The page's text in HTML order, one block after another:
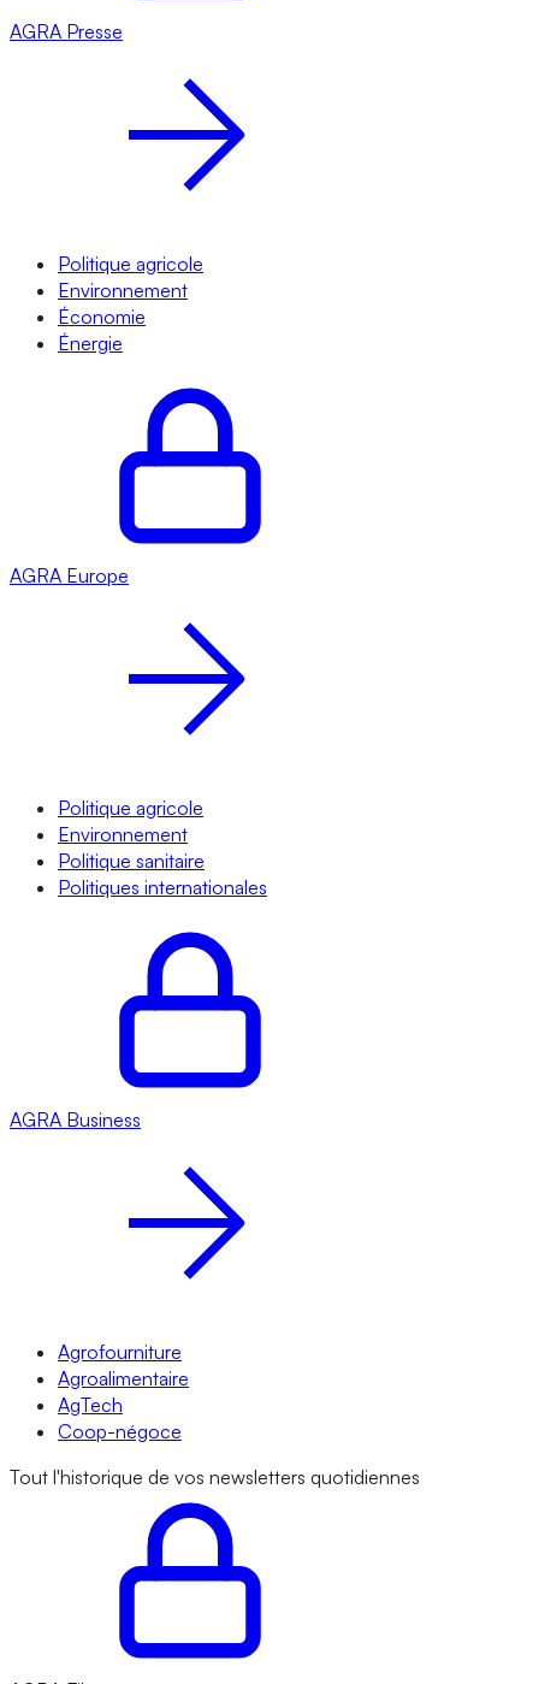
AGRA Presse
Politique agricole
Environnement
Économie
Énergie
AGRA Europe
Politique agricole
Environnement
Politique sanitaire
Politiques internationales
AGRA Business
Agrofourniture
Agroalimentaire
AgTech
Coop-négoce
Tout l'historique de vos newsletters quotidiennes